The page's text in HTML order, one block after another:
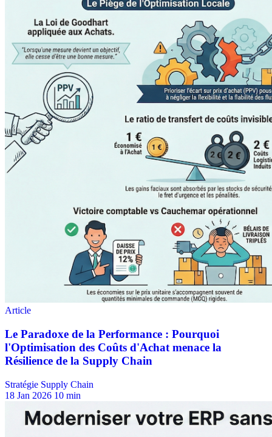
Stratégie Supply Chain
18 Jan 2026 10 min